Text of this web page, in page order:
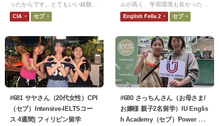
ったからです。とてもいい経験に
なりました。今回の留学は、渡航
時は大学一年生です。渡航前は文
スピーキングはできませんでし
た。
CIA セブ
ルが高く、学習環境も良かったた
め、良い印象がありました。その
ため、再度フィリピン留学にチャ
English Fella 2 セブ
#681 サヤさん（20代女性）CPI
（セブ）Intensive-IELTSコー
ス 4週間| フィリピン留学
#680 さっちんさん（お母さま/
お嬢様 親子2名留学）IU Englis
h Academy（セブ）Power Sp